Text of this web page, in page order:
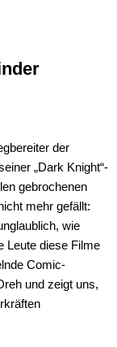
der
„Dark Knight“-
gebrochenen
mehr gefällt:
wie
Leute diese Filme
Comic-
und zeigt uns,